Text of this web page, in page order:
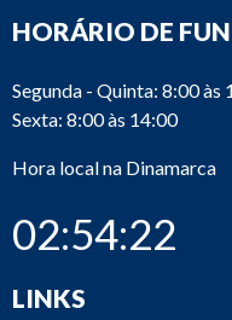
HORÁRIO DE
Segunda - Quinta: 8:00 às
Sexta: 8:00 às 14:00
Hora local na Dinamarca
02:54:23
LINKS